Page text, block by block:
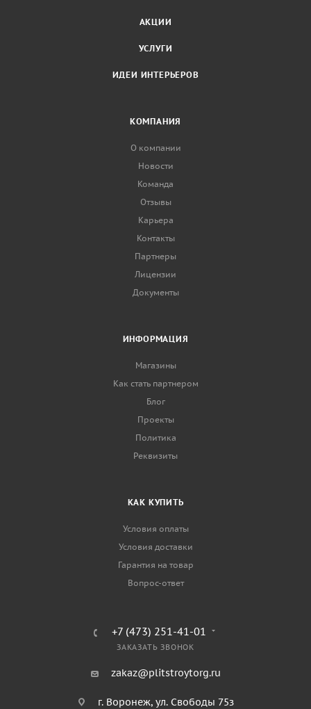
АКЦИИ
УСЛУГИ
ИДЕИ ИНТЕРЬЕРОВ
КОМПАНИЯ
О компании
Новости
Команда
Отзывы
Карьера
Контакты
Партнеры
Лицензии
Документы
ИНФОРМАЦИЯ
Магазины
Как стать партнером
Блог
Проекты
Политика
Реквизиты
КАК КУПИТЬ
Условия оплаты
Условия доставки
Гарантия на товар
Вопрос-ответ
+7 (473) 251-41-01
ЗАКАЗАТЬ ЗВОНОК
zakaz@plitstroytorg.ru
г. Воронеж, ул. Свободы 75з